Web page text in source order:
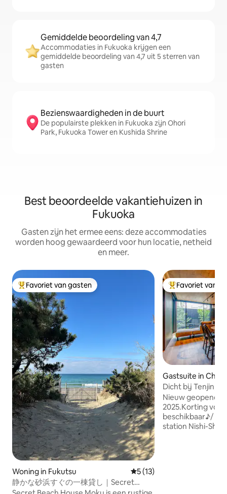
Gemiddelde beoordeling van 4,7
Accommodaties in Fukuoka krijgen een
gemiddelde beoordeling van 4,7 uit 5 sterren van
gasten
Bezienswaardigheden in de buurt
De populairste plekken in Fukuoka zijn Ohori
Park, Fukuoka Tower en Kushida Shrine
Best beoordeelde vakantiehuizen in
Fukuoka
Gasten zijn het ermee eens: deze accommodaties
worden hoog gewaardeerd voor hun locatie, netheid
en meer.
Topfavoriet van gasten
Favoriet van gasten
Woning in Fukutsu Gemiddelde beoordeling
5 (13)
静かな砂浜すぐの一棟貸し｜Secret
Beach House 沐 Moku
Topfavoriet van
Favoriet van
Gastsuite in
Dicht bij Tenjin,
Ohori Park/
Nieuw geopend
2025.Korting
beschikbaar♪/
station Nishi-